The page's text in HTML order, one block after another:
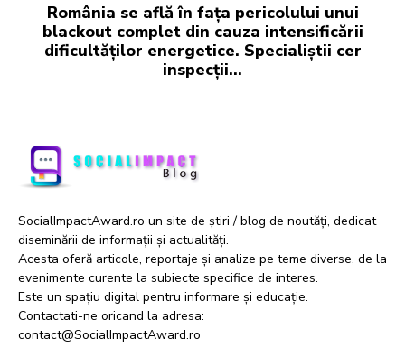
România se află în fața pericolului unui
blackout complet din cauza intensificării
dificultăților energetice. Specialiștii cer
inspecții…
SocialImpactAward.ro un site de știri / blog de noutăți, dedicat
diseminării de informații și actualități.
Acesta oferă articole, reportaje și analize pe teme diverse, de la
evenimente curente la subiecte specifice de interes.
Este un spațiu digital pentru informare și educație.
Contactati-ne oricand la adresa:
contact@SocialImpactAward.ro